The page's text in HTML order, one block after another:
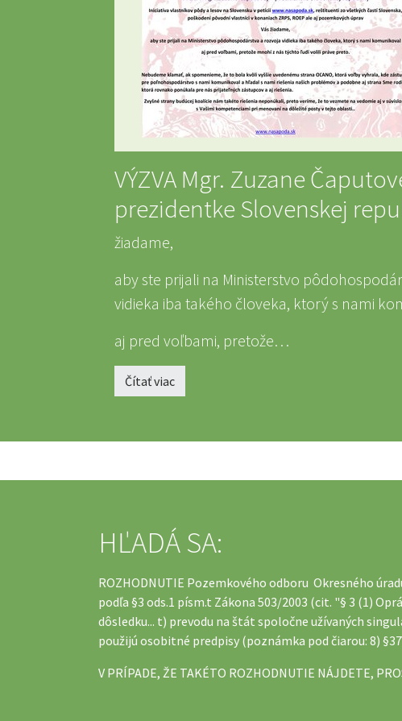
VÝZVA Mgr. Zuzane
prezidentke Slovenskej
žiadame,
aby ste prijali na Ministerstvo
vidieka iba takého človeka, ktorý s nami
aj pred voľbami, pretože…
Čítať viac
HĽADÁ SA:
ROZHODNUTIE Pozemkového odboru Okresného
podľa §3 ods.1 písm.t Zákona 503/2003 (cit. "§ 3 (1)
dôsledku... t) prevodu na štát spoločne užívaných
použijú osobitné predpisy (poznámka pod čiarou: 8)
V PRÍPADE, ŽE TAKÉTO ROZHODNUTIE NÁJDETE,